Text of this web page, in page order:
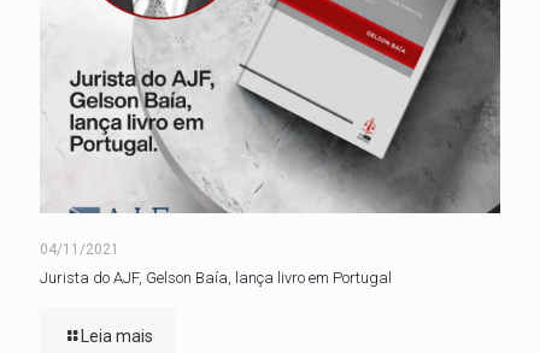
04/11/2021
Jurista do AJF, Gelson Baía, lança livro em Portugal
Leia mais